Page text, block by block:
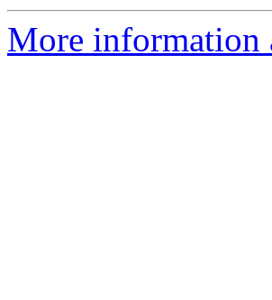
More information